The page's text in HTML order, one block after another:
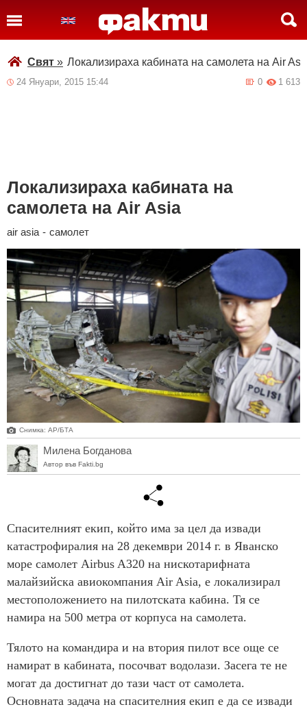
Свят » Локализираха кабината на самолета на Air
24 Януари, 2015 15:44 1 613
0
Локализираха кабината на
самолета на Air Asia
air asia - самолет
Снимка: AP/БТА
Милена Богданова
Автор във Fakti.bg
Спасителният екип, който има за цел да извади
катастрофиралия на 28 декември 2014 г. в Яванско
море самолет Airbus A320 на нискотарифната
малайзийска авиокомпания Air Asia, е локализирал
местоположението на пилотската кабина. Тя се
намира на 500 метра от корпуса на самолета.
Тялото на командира и на втория пилот все още се
намират в кабината, посочват водолази. Засега те не
могат да достигнат до тази част от самолета.
Основната задача на спасителния екип е да се извади